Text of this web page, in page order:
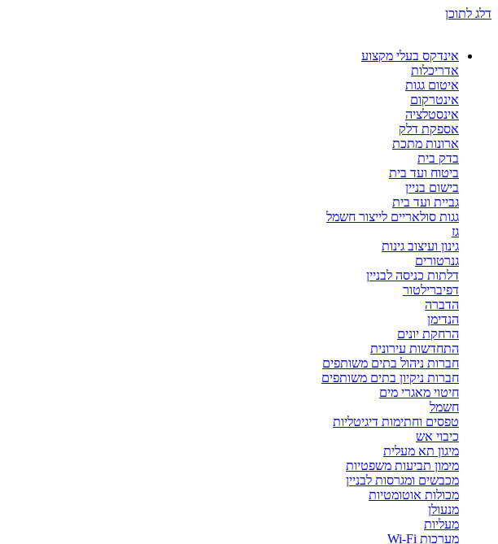
דלג לתוכן
אינדקס בעלי מקצוע
אדריכלות
איטום גגות
אינטרקום
אינסטלציה
אספקת דלק
ארונות מתכת
בדק בית
ביטוח ועד בית
בישום בניין
גביית ועד בית
גגות סולאריים לייצור חשמל
גז
גינון ועיצוב גינות
גנרטורים
דלתות כניסה לבניין
דפיברילטור
הדברה
הנדימן
הרחקת יונים
התחדשות עירונית
חברות ניהול בתים משותפים
חברות ניקיון בתים משותפים
חיטוי מאגרי מים
חשמל
טפסים וחתימות דיגיטליות
כיבוי אש
מיגון תא מעלית
מימון תביעות משפטיות
מכבשים ומגרסות לבניין
מכולות אוטומטיות
מנעולן
מעליות
מערכות Wi-Fi